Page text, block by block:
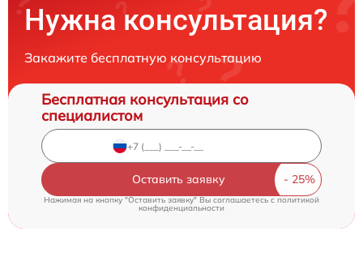
Нужна консультация?
Закажите бесплатную консультацию
Бесплатная консультация со
специалистом
Оставить заявку
Нажимая на кнопку "Оставить заявку" Вы соглашаетесь c политикой
конфиденциальности